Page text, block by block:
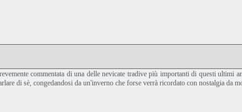
commentata di una delle nevicate tradive più importanti di questi
di sè, congedandosi da un'inverno che forse verrà ricordato con nostalgia da